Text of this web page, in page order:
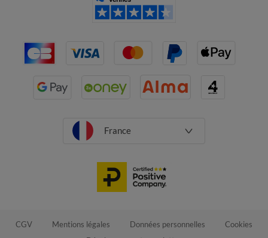
France
CGV Mentions légales Données personnelles
Cookies